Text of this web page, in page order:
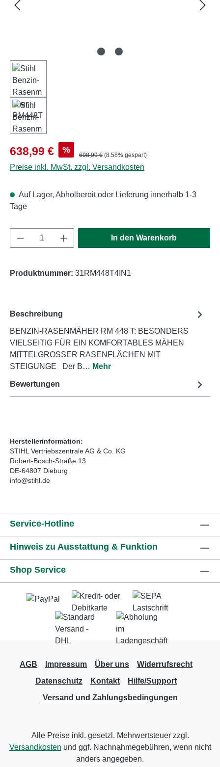
Verkaufspreis:
638,99 € % Regulärer Preis:
698,99 € (8.58% gespart)
Preise inkl. MwSt. zzgl. Versandkosten
Auf Lager, Abholbereit oder Lieferung innerhalb 1-3
Tage
Produkt Anzahl: Gib den gewünschten
In den Warenkorb
Produktnummer: 31RM448T4IN1
Beschreibung
BENZIN-RASENMÄHER RM 448 T: BESONDERS
VIELSEITIG FÜR EIN KOMFORTABLES MÄHEN
MITTELGROSSER RASENFLÄCHEN MIT
STEIGUNGE Der B… Mehr
Bewertungen
Herstellerinformation:
STIHL Vertriebszentrale AG & Co. KG
Robert-Bosch-Straße 13
DE-64807 Dieburg
info@stihl.de
Service-Hotline
Hinweis zu Ausstattung & Funktion
Shop Service
AGB Impressum Über uns
Widerrufsrecht
Datenschutz
Kontakt
Hilfe/Support
Versand und Zahlungsbedingungen
Alle Preise inkl. gesetzl. Mehrwertsteuer zzgl.
Versandkosten und ggf. Nachnahmegebühren, wenn nicht
anders angegeben.